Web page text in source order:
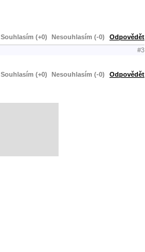
Souhlasím (+0) Nesouhlasím (-0) Odpovědět
#3
Souhlasím (+0) Nesouhlasím (-0) Odpovědět